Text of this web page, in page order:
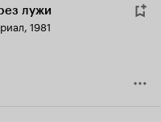
лужи
1981